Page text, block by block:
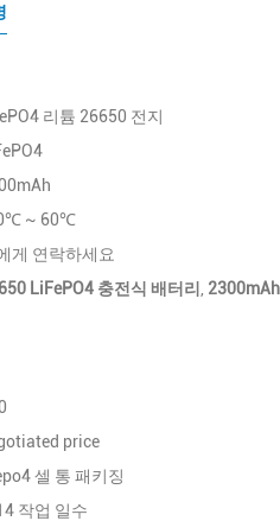
리튬 26650 전지
~ 60℃
게 연락하세요
LiFePO4 충전식 배터리
price
셀 통 패키징
작업 일수